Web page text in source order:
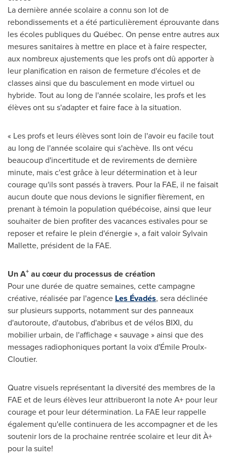
La dernière année scolaire a connu son lot de
rebondissements et a été particulièrement éprouvante dans
les écoles publiques du Québec. On pense entre autres aux
mesures sanitaires à mettre en place et à faire respecter,
aux nombreux ajustements que les profs ont dû apporter à
leur planification en raison de fermeture d'écoles et de
classes ainsi que du basculement en mode virtuel ou
hybride. Tout au long de l'année scolaire, les profs et les
élèves ont su s'adapter et faire face à la situation.
« Les profs et leurs élèves sont loin de l'avoir eu facile tout
au long de l'année scolaire qui s'achève. Ils ont vécu
beaucoup d'incertitude et de revirements de dernière
minute, mais c'est grâce à leur détermination et à leur
courage qu'ils sont passés à travers. Pour la FAE, il ne faisait
aucun doute que nous devions le signifier fièrement, en
prenant à témoin la population québécoise, ainsi que leur
souhaiter de bien profiter des vacances estivales pour se
reposer et refaire le plein d'énergie », a fait valoirSylvain
Mallette, président de la FAE.
Un A+ au cœur du processus de création
Pour une durée de quatre semaines, cette campagne
créative, réalisée par l'agence Les Évadés, sera déclinée
sur plusieurs supports, notamment sur des panneaux
d'autoroute, d'autobus, d'abribus et de vélos BIXI, du
mobilier urbain, de l'affichage « sauvage » ainsi que des
messages radiophoniques portant la voix d'Émile Proulx-
Cloutier.
Quatre visuels représentant la diversité des membres de la
FAE et de leurs élèves leur attribueront la note A+ pour leur
courage et pour leur détermination. La FAE leur rappelle
également qu'elle continuera de les accompagner et de les
soutenir lors de la prochaine rentrée scolaire et leur dit À+
pour la suite!